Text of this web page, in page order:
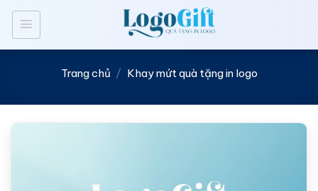
Bỏ
nội
Trang chủ / Khay mứt quà tặng in logo